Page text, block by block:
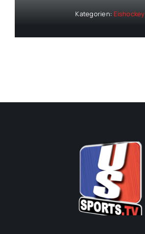
Kategorien: Eishockey